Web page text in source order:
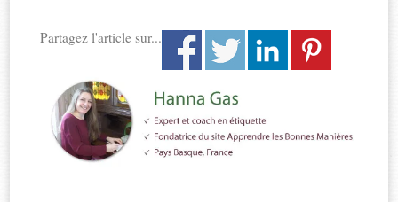
Partagez l'article sur...